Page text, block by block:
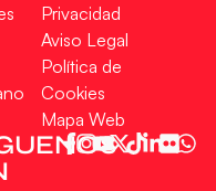
tecnologías como las cookies
Privacidad
Aviso Legal
Política de
Cookies
Mapa Web